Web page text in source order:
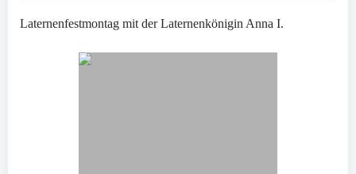
Laternenfestmontag mit der Laternenkönigin Anna I.